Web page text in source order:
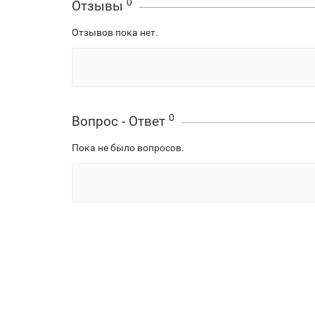
Отзывы
Отзывов пока нет.
Вопрос - Ответ 0
Пока не было вопросов.